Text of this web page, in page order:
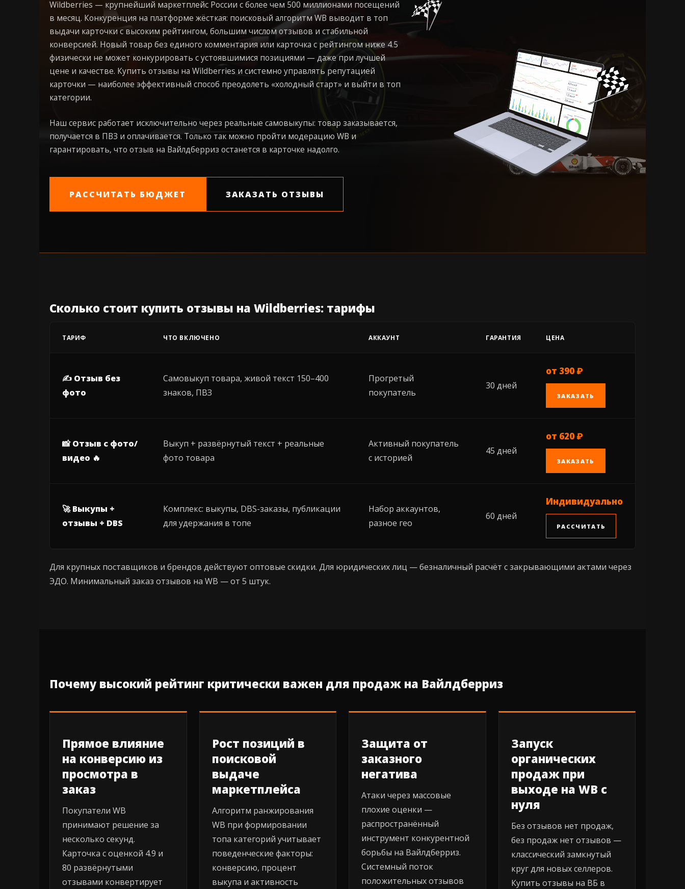
Wildberries — крупнейший маркетплейс России с более чем 500 миллионами посещений
в месяц. Конкуренция на платформе жёсткая: поисковый алгоритм WB выводит в топ
выдачи карточки с высоким рейтингом, большим числом отзывов и стабильной
конверсией. Новый товар без единого комментария или карточка с рейтингом ниже 4.5
физически не может конкурировать с устоявшимися позициями — даже при лучшей
цене и качестве. Купить отзывы на Wildberries и системно управлять репутацией
карточки — наиболее эффективный способ преодолеть «холодный старт» и выйти в топ
категории.
Наш сервис работает исключительно через реальные самовыкупы: товар заказывается,
получается в ПВЗ и оплачивается. Только так можно пройти модерацию WB и
гарантировать, что отзыв на Вайлдберриз останется в карточке надолго.
РАССЧИТАТЬ БЮДЖЕТ ЗАКАЗАТЬ ОТЗЫВЫ
Сколько стоит купить отзывы на Wildberries: тарифы
ТАРИФ ЧТО ВКЛЮЧЕНО АККАУНТ ГАРАНТИЯ ЦЕНА
✍ Отзыв без
фото
Самовыкуп товара, живой текст 150–400
знаков, ПВЗ
Прогретый
покупатель
30 дней
от 390 ₽
ЗАКАЗАТЬ
📸 Отзыв с фото/
видео 🔥
Выкуп + развёрнутый текст + реальные
фото товара
Активный покупатель
с историей
45 дней
от 620 ₽
ЗАКАЗАТЬ
🚀 Выкупы +
отзывы + DBS
Комплекс: выкупы, DBS-заказы, публикации
для удержания в топе
Набор аккаунтов,
разное гео
60 дней
Индивидуально
РАССЧИТАТЬ
Для крупных поставщиков и брендов действуют оптовые скидки. Для юридических лиц — безналичный расчёт с закрывающими актами через
ЭДО. Минимальный заказ отзывов на WB — от 5 штук.
Почему высокий рейтинг критически важен для продаж на Вайлдберриз
Прямое влияние
на конверсию из
просмотра в
заказ
Покупатели WB
принимают решение за
несколько секунд.
Карточка с оценкой 4.9 и
80 развёрнутыми
отзывами конвертирует
Рост позиций в
поисковой
выдаче
маркетплейса
Алгоритм ранжирования
WB при формировании
топа категорий учитывает
поведенческие факторы:
конверсию, процент
выкупа и активность
Защита от
заказного
негатива
Атаки через массовые
плохие оценки —
распространённый
инструмент конкурентной
борьбы на Вайлдберриз.
Системный поток
положительных отзывов
Запуск
органических
продаж при
выходе на WB с
нуля
Без отзывов нет продаж,
без продаж нет отзывов —
классический замкнутый
круг для новых селлеров.
Купить отзывы на ВБ в